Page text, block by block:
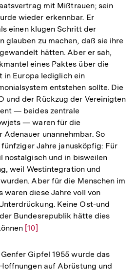
mit Mißtrauen; sein
wieder erkennbar. Er
einen klugen Schritt der
glauben zu machen, daß sie ihre
hätten. Aber er sah,
eines Paktes über die
in Europa lediglich ein
entstehen sollte. Die
und der Rückzug der Vereinigten
— beides zentrale
— waren für die
unannehmbar. So
Jahre janusköpfig: Für
nostalgisch und in bisweilen
weil Westintegration und
Aber für die Menschen im
waren diese Jahre voll von
Keine Ost-und
Bundesrepublik hätte dies
Zur
der
Fußnote
[10]
Gipfel 1955 wurde das
auf Abrüstung und